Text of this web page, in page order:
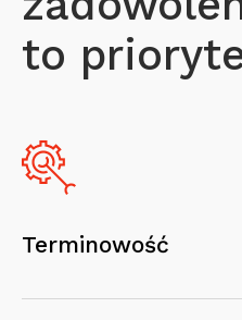
to
Terminowość